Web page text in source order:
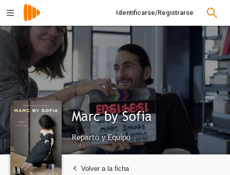
Identificarse/Registrarse
Marc by Sofia
Reparto y Equipo
Volver a la ficha